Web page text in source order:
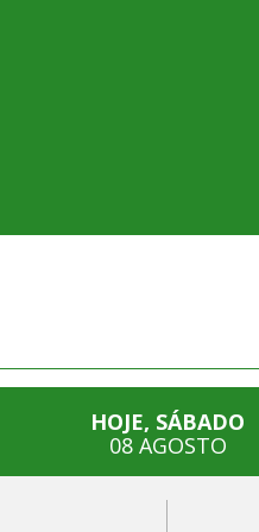
HOJE, SÁBADO
08 AGOSTO